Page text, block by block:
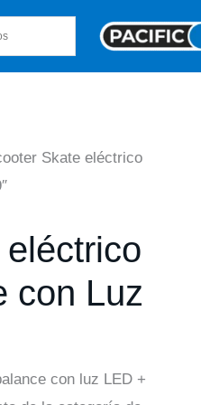
Skate eléctrico
con Luz
con luz LED +